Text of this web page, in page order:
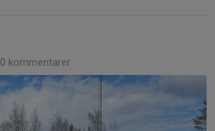
0 kommentarer